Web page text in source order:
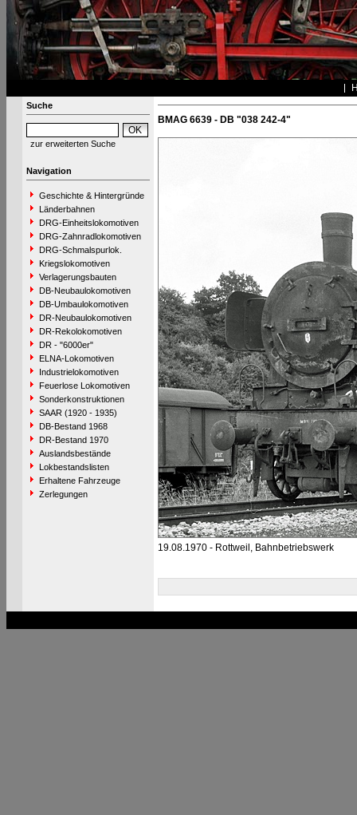
Suche
zur erweiterten Suche
Navigation
Geschichte & Hintergründe
Länderbahnen
DRG-Einheitslokomotiven
DRG-Zahnradlokomotiven
DRG-Schmalspurlok.
Kriegslokomotiven
Verlagerungsbauten
DB-Neubaulokomotiven
DB-Umbaulokomotiven
DR-Neubaulokomotiven
DR-Rekolokomotiven
DR - "6000er"
ELNA-Lokomotiven
Industrielokomotiven
Feuerlose Lokomotiven
Sonderkonstruktionen
SAAR (1920 - 1935)
DB-Bestand 1968
DR-Bestand 1970
Auslandsbestände
Lokbestandslisten
Erhaltene Fahrzeuge
Zerlegungen
BMAG 6639 - DB "038 242-4"
19.08.1970 - Rottweil, Bahnbetriebswerk